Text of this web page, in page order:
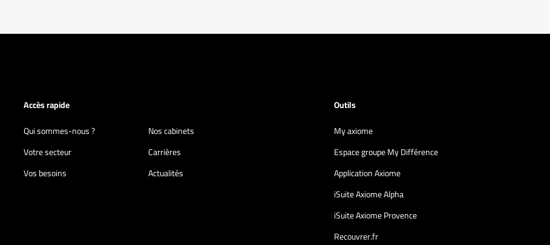
Accès rapide
Qui sommes-nous ?
Nos cabinets
Votre secteur
Carrières
Vos besoins
Actualités
Outils
My axiome
Espace groupe My Différence
Application Axiome
iSuite Axiome Alpha
iSuite Axiome Provence
Recouvrer.fr